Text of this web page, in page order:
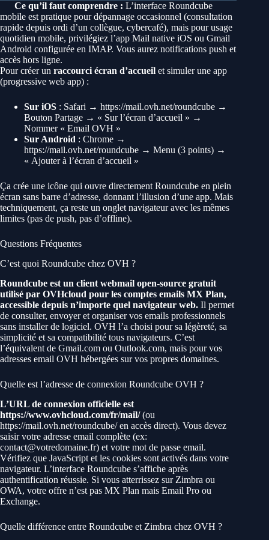
Ce qu’il faut comprendre : L’interface Roundcube
mobile est pratique pour dépannage occasionnel (consultation
rapide depuis ordi d’un collègue, cybercafé), mais pour usage
quotidien mobile, privilégiez l’app Mail native iOS ou Gmail
Android configurée en IMAP. Vous aurez notifications push et
accès hors ligne.
Pour créer un raccourci écran d’accueil et simuler une app
(progressive web app) :
Sur iOS : Safari → https://mail.ovh.net/roundcube →
Bouton Partage → « Sur l’écran d’accueil » →
Nommer « Email OVH »
Sur Android : Chrome →
https://mail.ovh.net/roundcube → Menu (3 points) →
« Ajouter à l’écran d’accueil »
Ça crée une icône qui ouvre directement Roundcube en plein
écran sans barre d’adresse, donnant l’illusion d’une app. Mais
techniquement, ça reste un onglet navigateur avec les mêmes
limites (pas de push, pas d’offline).
Questions Fréquentes
C’est quoi Roundcube chez OVH ?
Roundcube est un client webmail open-source gratuit
utilisé par OVHcloud pour les comptes emails MX Plan,
accessible depuis n’importe quel navigateur web. Il permet
de consulter, envoyer et organiser vos emails professionnels
sans installer de logiciel. OVH l’a choisi pour sa légèreté, sa
simplicité et sa compatibilité tous navigateurs. C’est
l’équivalent de Gmail.com ou Outlook.com, mais pour vos
adresses email OVH hébergées sur vos propres domaines.
Quelle est l’adresse de connexion Roundcube OVH ?
L’URL de connexion officielle est
https://www.ovhcloud.com/fr/mail/(ou
https://mail.ovh.net/roundcube/ en accès direct). Vous devez
saisir votre adresse email complète (ex:
contact@votredomaine.fr) et votre mot de passe email.
Vérifiez que JavaScript et les cookies sont activés dans votre
navigateur. L’interface Roundcube s’affiche après
authentification réussie. Si vous atterrissez sur Zimbra ou
OWA, votre offre n’est pas MX Plan mais Email Pro ou
Exchange.
Quelle différence entre Roundcube et Zimbra chez OVH ?